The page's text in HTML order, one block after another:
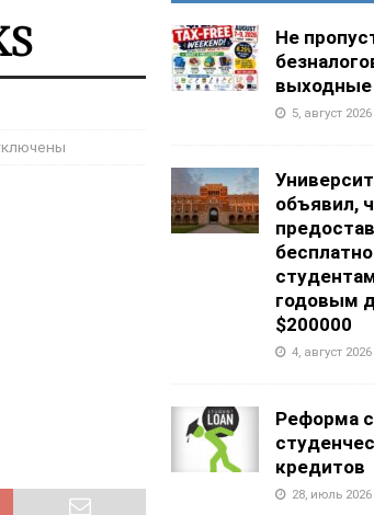
центре “Наш Техас” ШКОЛЫ И
Не
выходные
5, август 2026
объявил,
годовым
$200000
4, август 2026
Реформа
кредитов
28, июль 2026